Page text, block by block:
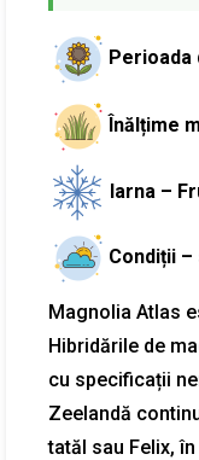
Înălțime
Iarna –
Condiții
Magnolia Atlas
Hibridările de
cu specificații
Zeelandă
tatăl sau Felix,